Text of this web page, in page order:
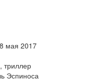
мая 2017
триллер
Эспиноса